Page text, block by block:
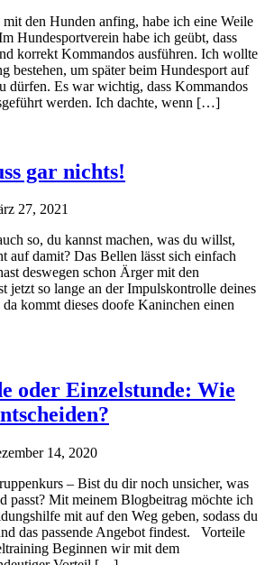
den Hunden anfing, habe ich eine Weile
Hundesportverein habe ich geübt, dass
korrekt Kommandos ausführen. Ich wollte
bestehen, um später beim Hundesport auf
dürfen. Es war wichtig, dass Kommandos
werden. Ich dachte, wenn […]
gar nichts!
27, 2021
so, du kannst machen, was du willst,
auf damit? Das Bellen lässt sich einfach
deswegen schon Ärger mit den
jetzt so lange an der Impulskontrolle deines
kommt dieses doofe Kaninchen einen
oder Einzelstunde: Wie
14, 2020
– Bist du dir noch unsicher, was
passt? Mit meinem Blogbeitrag möchte ich
mit auf den Weg geben, sodass du
das passende Angebot findest. Vorteile
Beginnen wir mit dem